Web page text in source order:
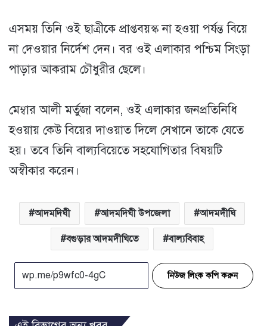
এসময় তিনি ওই ছাত্রীকে প্রাপ্তবয়স্ক না হওয়া পর্যন্ত বিয়ে
না দেওয়ার নির্দেশ দেন। বর ওই এলাকার পশ্চিম সিংড়া
পাড়ার আকরাম চৌধুরীর ছেলে।
মেম্বার আলী মর্তুজা বলেন, ওই এলাকার জনপ্রতিনিধি
হওয়ায় কেউ বিয়ের দাওয়াত দিলে সেখানে তাকে যেতে
হয়। তবে তিনি বাল্যবিয়েতে সহযোগিতার বিষয়টি
অস্বীকার করেন।
আদমদিঘী আদমদিঘী উপজেলা আদমদীঘি
বগুড়ার আদমদীঘিতে বাল্যবিবাহ
নিউজ লিংক কপি করুন